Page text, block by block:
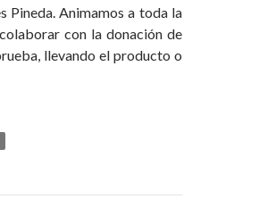
Pineda. Animamos a toda la
con la donación de
llevando el producto o